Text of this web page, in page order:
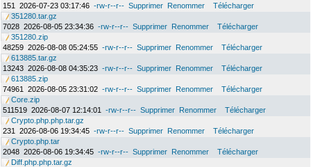
151
2026-07-23 03:17:46 -rw-r--r-- Supprimer Renommer
Télécharger
351280.tar.gz
7028 2026-08-05 23:34:36 -rw-r--r-- Supprimer Renommer
Télécharger
351280.zip
48259 2026-08-08 05:24:55 -rw-r--r-- Supprimer Renommer
Télécharger
613885.tar.gz
13243 2026-08-08 04:35:23 -rw-r--r-- Supprimer Renommer
Télécharger
613885.zip
74961
2026-08-05 23:31:02 -rw-r--r-- Supprimer Renommer
Télécharger
Core.zip
511519 2026-08-07 12:14:01 -rw-r--r-- Supprimer Renommer
Télécharger
Crypto.php.php.tar.gz
231
2026-08-06 19:34:45 -rw-r--r-- Supprimer Renommer
Télécharger
Crypto.php.tar
2048 2026-08-06 19:34:45 -rw-r--r-- Supprimer Renommer
Télécharger
Diff.php.php.tar.gz